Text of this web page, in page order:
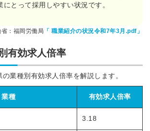
にとって採用しやすい状況です。
：福岡労働局 「 職業紹介の状況令和7年3月.pdf」
有効求人倍率
業種別有効求人倍率を解説します。
業種 有効求人倍率
3.18